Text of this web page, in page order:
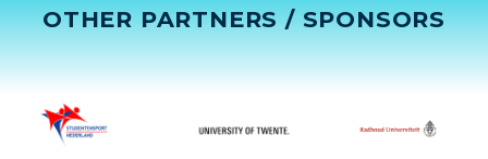
OTHER PARTNERS / SPONSORS